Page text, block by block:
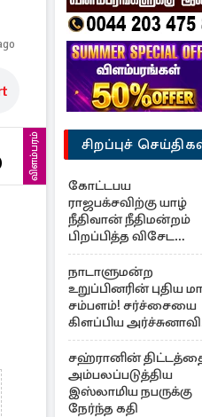
விளம்பரம் சிறப்புச்
கோட்டபய
ராஜபக்சவிற்கு யாழ்
நீதிவான் நீதிமன்றம்
பிறப்பித்த விசேட
உத்தரவு!
நாடாளுமன்ற
உறுப்பினரின் புதிய
சம்பளம்! சர்ச்சையை
கிளப்பிய
அறிக்கை
சஹ்ரானின்
அம்பலப்படுத்திய
இஸ்லாமிய நபருக்கு
நேர்ந்த கதி